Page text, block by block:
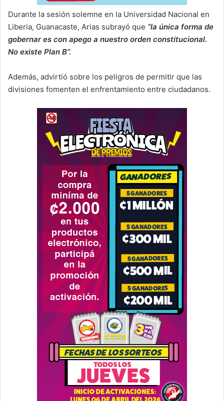
Durante la sesión solemne en la Universidad Nacional en
Liberia, Guanacaste, Arias subrayó que “la única forma de
gobernar es con apego a nuestro orden constitucional.
No existe Plan B”.
Además, advirtió sobre los peligros de permitir que las
divisiones fomenten el enfrentamiento entre ciudadanos.